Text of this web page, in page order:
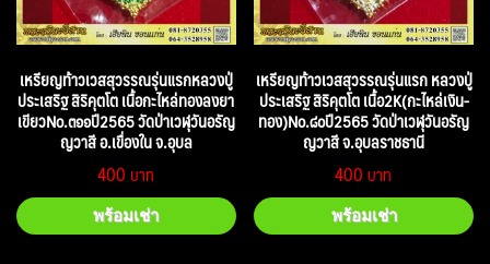
เหรียญท้าวเวสสุวรรณรุ่นแรกหลวงปู่
ประเสริฐ สิริคุตโต เนื้อกะไหล่ทองลงยา
เขียวNo.๓๑๑ปี2565 วัดป่าเวฬุวันอรัญ
ญวาสี อ.เขื่องใน จ.อุบล
400
พร้อมเช่า
เหรียญท้าวเวสสุวรรณรุ่นแรก หลวงปู่
ประเสริฐ สิริคุตโต เนื้อ2K(กะไหล่เงิน-
ทอง)No.๘๐ปี2565 วัดป่าเวฬุวันอรัญ
ญวาสี จ.อุบลราชธานี
400
พร้อมเช่า